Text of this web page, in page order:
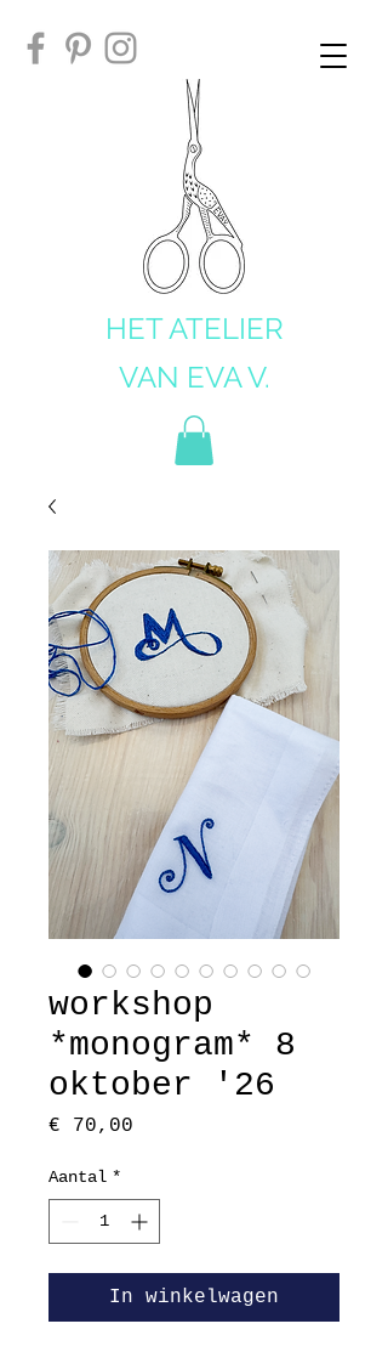
HET ATELIER
VAN EVA V.
workshop
*monogram* 8
oktober '26
€ 70,00
Aantal *
In winkelwagen